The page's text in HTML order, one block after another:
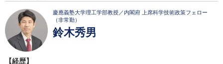
慶應義塾大学理工学部教授／内閣府 上席科学技術政策フェロー
（非常勤）
鈴木秀男
【経歴】